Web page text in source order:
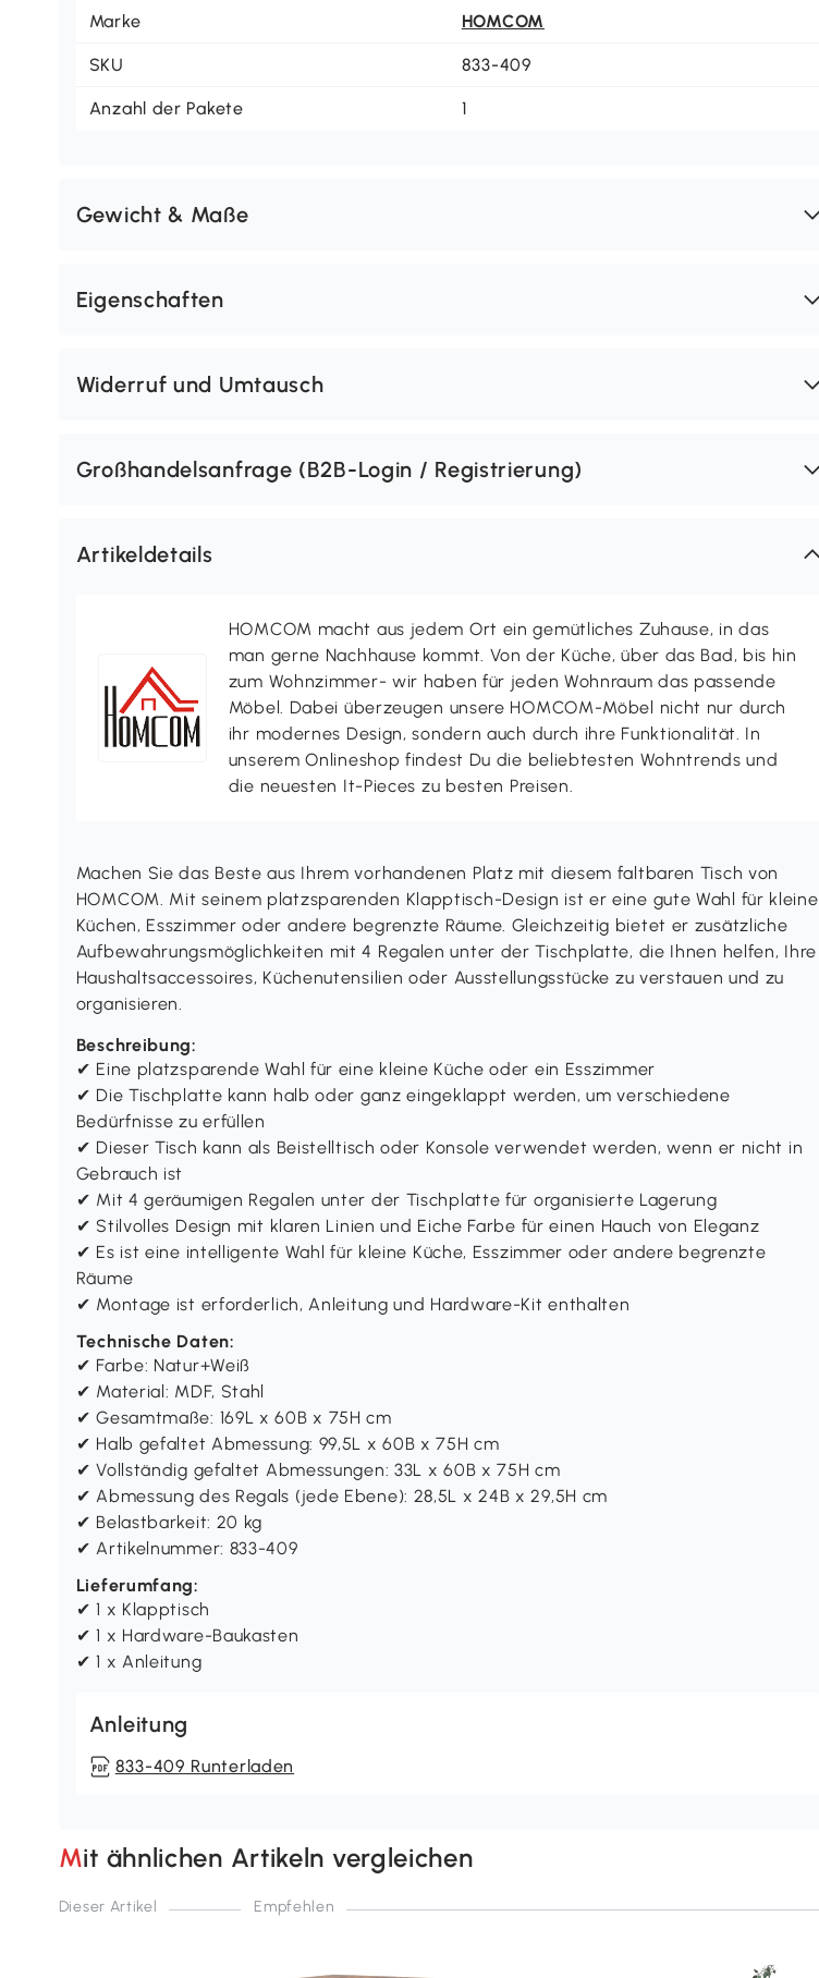
Marke HOMCOM
SKU 833-409
Anzahl der Pakete 1
Gewicht & Maße
Eigenschaften
Widerruf und Umtausch
Großhandelsanfrage (B2B-Login / Registrierung)
Artikeldetails
HOMCOM macht aus jedem Ort ein gemütliches Zuhause, in das
man gerne Nachhause kommt. Von der Küche, über das Bad, bis hin
zum Wohnzimmer- wir haben für jeden Wohnraum das passende
Möbel. Dabei überzeugen unsere HOMCOM-Möbel nicht nur durch
ihr modernes Design, sondern auch durch ihre Funktionalität. In
unserem Onlineshop findest Du die beliebtesten Wohntrends und
die neuesten It-Pieces zu besten Preisen.
Machen Sie das Beste aus Ihrem vorhandenen Platz mit diesem faltbaren Tisch von
HOMCOM. Mit seinem platzsparenden Klapptisch-Design ist er eine gute Wahl für kleine
Küchen, Esszimmer oder andere begrenzte Räume. Gleichzeitig bietet er zusätzliche
Aufbewahrungsmöglichkeiten mit 4 Regalen unter der Tischplatte, die Ihnen helfen, Ihre
Haushaltsaccessoires, Küchenutensilien oder Ausstellungsstücke zu verstauen und zu
organisieren.
Beschreibung:
✔ Eine platzsparende Wahl für eine kleine Küche oder ein Esszimmer
✔ Die Tischplatte kann halb oder ganz eingeklappt werden, um verschiedene
Bedürfnisse zu erfüllen
✔ Dieser Tisch kann als Beistelltisch oder Konsole verwendet werden, wenn er nicht in
Gebrauch ist
✔ Mit 4 geräumigen Regalen unter der Tischplatte für organisierte Lagerung
✔ Stilvolles Design mit klaren Linien und Eiche Farbe für einen Hauch von Eleganz
✔ Es ist eine intelligente Wahl für kleine Küche, Esszimmer oder andere begrenzte
Räume
✔ Montage ist erforderlich, Anleitung und Hardware-Kit enthalten
Technische Daten:
✔ Farbe: Natur+Weiß
✔ Material: MDF, Stahl
✔ Gesamtmaße: 169L x 60B x 75H cm
✔ Halb gefaltet Abmessung: 99,5L x 60B x 75H cm
✔ Vollständig gefaltet Abmessungen: 33L x 60B x 75H cm
✔ Abmessung des Regals (jede Ebene): 28,5L x 24B x 29,5H cm
✔ Belastbarkeit: 20 kg
✔ Artikelnummer: 833-409
Lieferumfang:
✔ 1 x Klapptisch
✔ 1 x Hardware-Baukasten
✔ 1 x Anleitung
Anleitung
833-409 Runterladen
Mit ähnlichen Artikeln vergleichen
Dieser Artikel Empfehlen